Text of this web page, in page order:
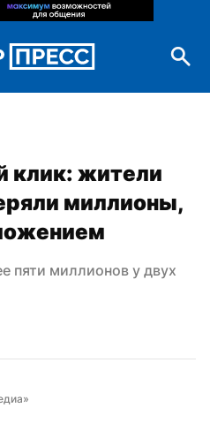
клик: жители
миллионы,
пяти миллионов у двух